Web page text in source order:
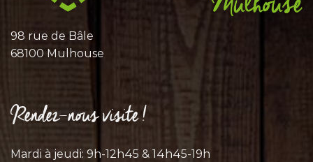
98 rue de Bâle
68100 Mulhouse
Rendez-nous visite !
Mardi à jeudi: 9h-12h45 & 14h45-19h